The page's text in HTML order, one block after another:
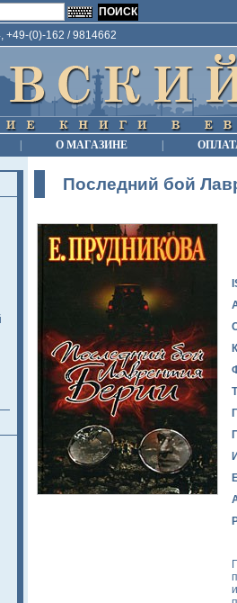
+49-(0)-162 / 9814662
О МАГАЗИНЕ
Последний бой